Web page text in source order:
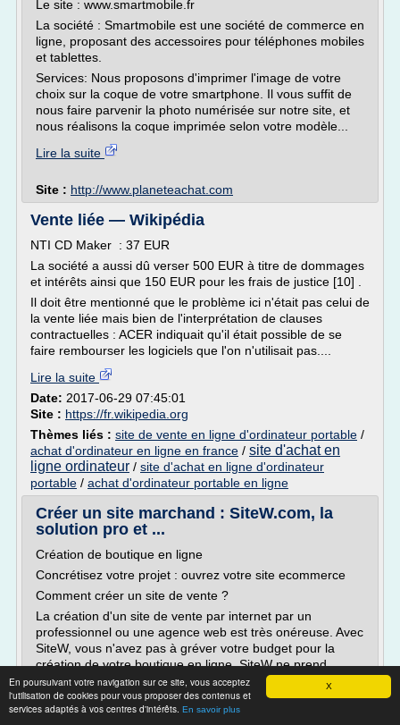
X
En poursuivant votre navigation sur ce site, vous acceptez
l'utilisation de cookies pour vous proposer des contenus et
services adaptés à vos centres d'intérêts. En savoir plus
Le site : www.smartmobile.fr
La société : Smartmobile est une société de commerce en
ligne, proposant des accessoires pour téléphones mobiles
et tablettes.
Services: Nous proposons d'imprimer l'image de votre
choix sur la coque de votre smartphone. Il vous suffit de
nous faire parvenir la photo numérisée sur notre site, et
nous réalisons la coque imprimée selon votre modèle...
Lire la suite
Site : http://www.planeteachat.com
Vente liée — Wikipédia
NTI CD Maker : 37 EUR
La société a aussi dû verser 500 EUR à titre de dommages
et intérêts ainsi que 150 EUR pour les frais de justice [10] .
Il doit être mentionné que le problème ici n'était pas celui de
la vente liée mais bien de l'interprétation de clauses
contractuelles : ACER indiquait qu'il était possible de se
faire rembourser les logiciels que l'on n'utilisait pas....
Lire la suite
Date: 2017-06-29 07:45:01
Site : https://fr.wikipedia.org
Thèmes liés : site de vente en ligne d'ordinateur portable /
achat d'ordinateur en ligne en france / site d'achat en
ligne ordinateur / site d'achat en ligne d'ordinateur
portable / achat d'ordinateur portable en ligne
Créer un site marchand : SiteW.com, la
solution pro et ...
Création de boutique en ligne
Concrétisez votre projet : ouvrez votre site ecommerce
Comment créer un site de vente ?
La création d'un site de vente par internet par un
professionnel ou une agence web est très onéreuse. Avec
SiteW, vous n'avez pas à gréver votre budget pour la
création de votre boutique en ligne, SiteW ne prend
aucune commission sur vos ventes. Le processus d'achat
est...